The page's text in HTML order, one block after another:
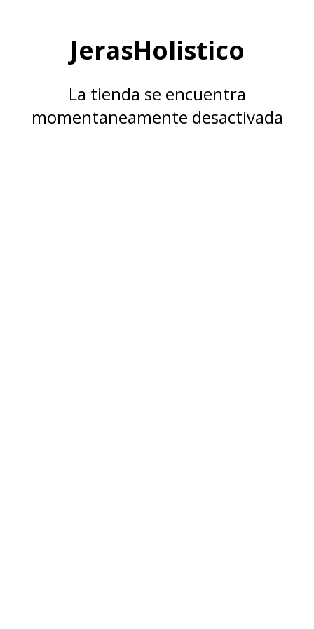
JerasHolistico
La tienda se encuentra
momentaneamente desactivada